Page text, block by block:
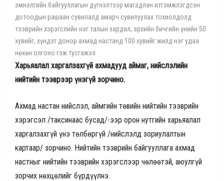
эмнэлгийн байгууллагын дүгнэлтээр магадлан итгэмжлэгдсэн
дотоодын рашаан сувилалд амарч сувилуулах тохиолдолд
тээврийн хэрэгслийн нэг талын зардал, эрхийн бичгийн үнийн 50
хувийг, хүндэт донор ахмад настанд 100 хувийг жилд нэг удаа
нөхөн олгоно гэж тусгажээ.
Харьяалал харгалзахгүй ахмадууд аймаг, нийслэлийн
нийтийн тээврээр үнэгүй зорчино.
Ахмад настан нийслэл, аймгийн төвийн нийтийн тээврийн
хэрэгсэл /таксинаас бусад/-ээр орон нутгийн харьяалал
харгалзахгүй үнэ төлбөргүй /нийслэлд зориулалтын
картаар/ зорчино. Нийтийн тээврийн байгууллага ахмад
настныг нийтийн тээврийн хэрэгслээр чөлөөтэй, аюулгүй
зорчих нөхцөлийг бүрдүүлнэ.